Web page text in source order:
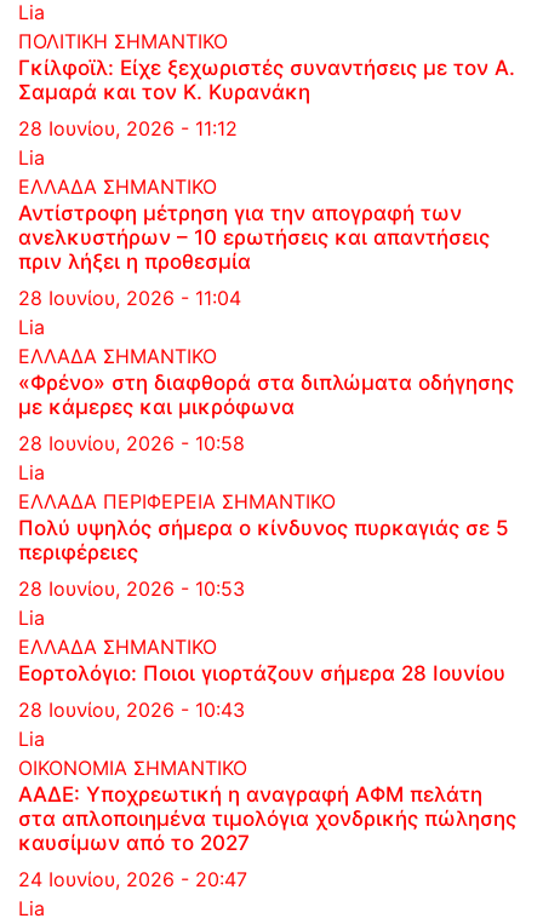
Lia
ΠΟΛΙΤΙΚΗ ΣΗΜΑΝΤΙΚΟ
Γκίλφοϊλ: Είχε ξεχωριστές συναντήσεις με τον Α.
Σαμαρά και τον Κ. Κυρανάκη
28 Ιουνίου, 2026 - 11:12
Lia
ΕΛΛΑΔΑ ΣΗΜΑΝΤΙΚΟ
Αντίστροφη μέτρηση για την απογραφή των
ανελκυστήρων – 10 ερωτήσεις και απαντήσεις
πριν λήξει η προθεσμία
28 Ιουνίου, 2026 - 11:04
Lia
ΕΛΛΑΔΑ ΣΗΜΑΝΤΙΚΟ
«Φρένο» στη διαφθορά στα διπλώματα οδήγησης
με κάμερες και μικρόφωνα
28 Ιουνίου, 2026 - 10:58
Lia
ΕΛΛΑΔΑ ΠΕΡΙΦΕΡΕΙΑ ΣΗΜΑΝΤΙΚΟ
Πολύ υψηλός σήμερα ο κίνδυνος πυρκαγιάς σε 5
περιφέρειες
28 Ιουνίου, 2026 - 10:53
Lia
ΕΛΛΑΔΑ ΣΗΜΑΝΤΙΚΟ
Εορτολόγιο: Ποιοι γιορτάζουν σήμερα 28 Ιουνίου
28 Ιουνίου, 2026 - 10:43
Lia
ΟΙΚΟΝΟΜΙΑ ΣΗΜΑΝΤΙΚΟ
ΑΑΔΕ: Υποχρεωτική η αναγραφή ΑΦΜ πελάτη
στα απλοποιημένα τιμολόγια χονδρικής πώλησης
καυσίμων από το 2027
24 Ιουνίου, 2026 - 20:47
Lia